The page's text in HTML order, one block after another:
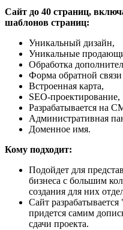
Сайт до 40 страниц,
шаблонов страниц:
Уникальный дизайн,
Уникальные
Обработка
Форма обратной связи
Встроенная карта,
SEO-проектирование,
Разрабатывается на
Административная
Доменное имя.
Кому подходит:
Подойдет для
бизнеса с большим
создания для них
Сайт
придется самим
сдачи проекта.